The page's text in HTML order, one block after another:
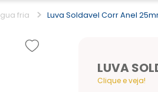
fria Luva Soldavel Corr Anel
LUVA
Clique e veja!